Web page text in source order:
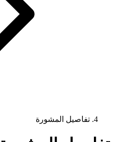
تفاصيل المشورة